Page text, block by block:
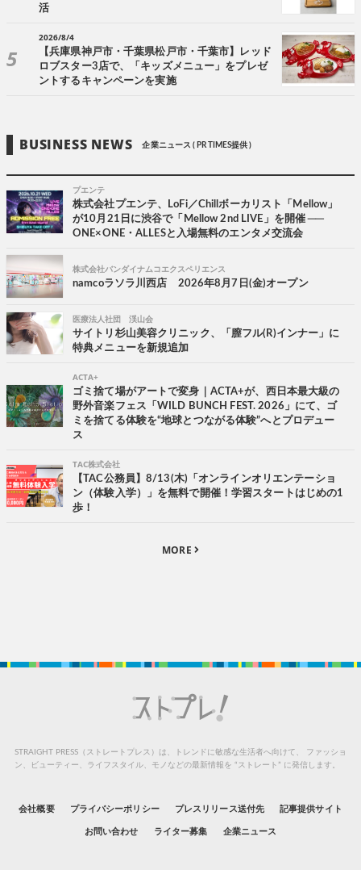
活
2026/8/4
【兵庫県神戸市・千葉県松戸市・千葉市】レッド
ロブスター3店で、「キッズメニュー」をプレゼ
ントするキャンペーンを実施
BUSINESS NEWS 企業ニュース ( PR TIMES提供 )
プエンテ
株式会社プエンテ、LoFi／Chillボーカリスト「Mellow」
が10月21日に渋谷で「Mellow 2nd LIVE」を開催 ──
ONE×ONE・ALLESと入場無料のエンタメ交流会
株式会社バンダイナムコエクスペリエンス
namcoラソラ川西店 2026年8月7日(金)オープン
医療法人社団 渓山会
サイトリ杉山美容クリニック、「膣フル(R)インナー」に
特典メニューを新規追加
ACTA+
ゴミ捨て場がアートで変身｜ACTA+が、西日本最大級の
野外音楽フェス「WILD BUNCH FEST. 2026」にて、ゴ
ミを捨てる体験を“地球とつながる体験”へとプロデュー
ス
TAC株式会社
【TAC公務員】8/13(木)「オンラインオリエンテーショ
ン（体験入学）」を無料で開催！学習スタートはじめの1
歩！
MORE
STRAIGHT PRESS（ストレートプレス）は、トレンドに敏感な生活者へ向けて、
ファッショ
ン、ビューティー、ライフスタイル、モノなどの最新情報を “ストレート” に発信します。
会社概要 プライバシーポリシー プレスリリース送付先 記事提供サイト
お問い合わせ ライター募集 企業ニュース